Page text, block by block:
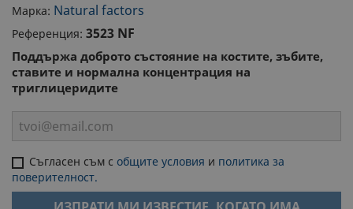
Марка: Natural factors
Референция: 3523 NF
Поддържа доброто състояние на костите, зъбите,
ставите и нормална концентрация на
триглицеридите
Съгласен съм с общите условия и политика за
поверителност.